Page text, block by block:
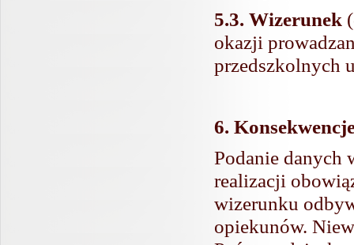
5.3. Wizerunek
okazji
przedszkolnych
6.
Podanie danych
realizacji
wizerunku
opiekunów.